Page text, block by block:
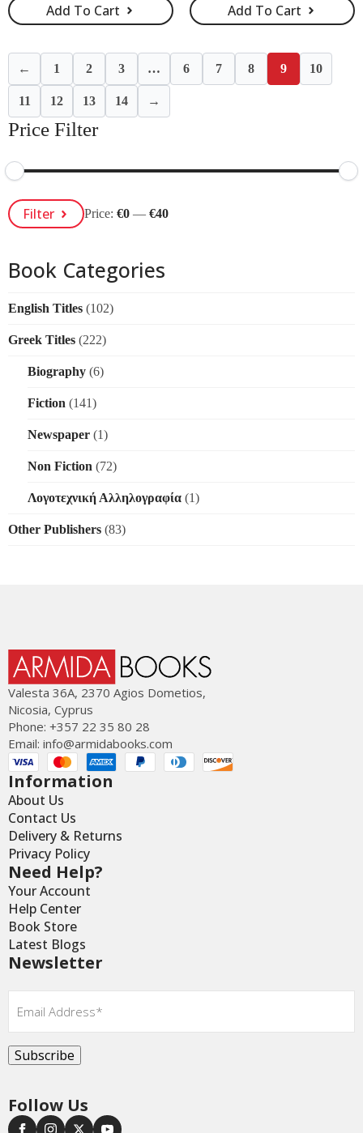
Add To Cart Add To Cart
← 1 2 3 … 6 7 8 9 10
11 12 13 14 →
Price Filter
Min
Price
Max
PriceFilter Price:€0 —€40
Book Categories
English Titles (102)
Greek Titles (222)
Biography (6)
Fiction (141)
Newspaper (1)
Non Fiction (72)
Λογοτεχνική Αλληλογραφία (1)
Other Publishers (83)
Valesta 36Α, 2370 Agios Dometios,
Nicosia, Cyprus
Phone: +357 22 35 80 28
Email: info@armidabooks.com
Information
About Us
Contact Us
Delivery & Returns
Privacy Policy
Need Help?
Your Account
Help Center
Book Store
Latest Blogs
Newsletter
Email*
Subscribe
Follow Us